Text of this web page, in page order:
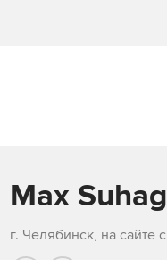
Max
г. Челябинск, на сайте